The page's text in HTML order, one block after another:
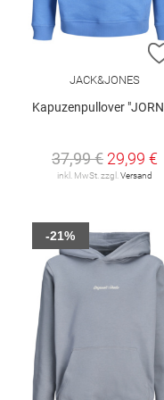
JACK&JONES
Kapuzenpullover "JORNORREBRO"
37,99 € 29,99 €
inkl. MwSt. zzgl.Versand
-21%